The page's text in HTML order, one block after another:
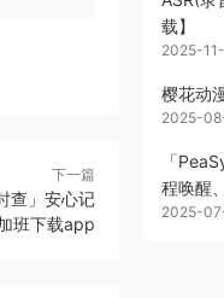
下一篇
查」安心记
班下载app
载】
2025-
樱花动
2025-
「
程唤醒
2025-